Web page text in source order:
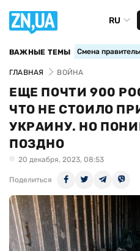
RU
ВАЖНЫЕ ТЕМЫ Смена
ГЛАВНАЯ ВОЙНА
ЕЩЕ ПОЧТИ 900
ЧТО НЕ СТОИЛО
УКРАИНУ. НО
ПОЗДНО
20 декабря, 2023, 08:53
Поделиться